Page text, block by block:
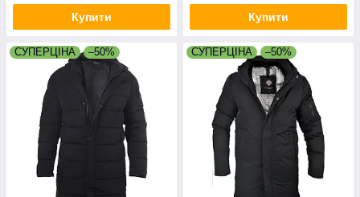
Купити Купити
СУПЕРЦІНА –50% СУПЕРЦІНА –50%